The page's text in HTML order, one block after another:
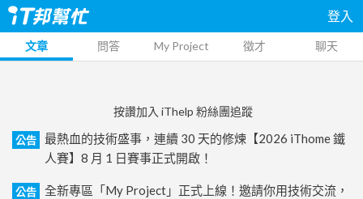
登入
文章 問答 My Project 徵才 聊天
按讚加入 iThelp 粉絲團追蹤
公告
最熱血的技術盛事，連續 30 天的修煉【2026 iThome 鐵
人賽】8 月 1 日賽事正式開啟！
公告
全新專區「My Project」正式上線！邀請你用技術交流，